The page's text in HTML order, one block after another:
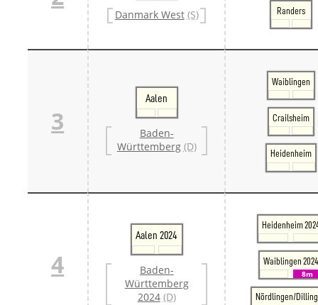
Weitere
Polen
Danmark West (S) Randers
3
Aalen
Baden-
Württemberg (D)
Waiblingen
Crailsheim
Heidenheim
4
Aalen 2024
Baden-
Württemberg
2024 (D)
Heidenheim
Waiblingen 2024
8m
Nördlingen/